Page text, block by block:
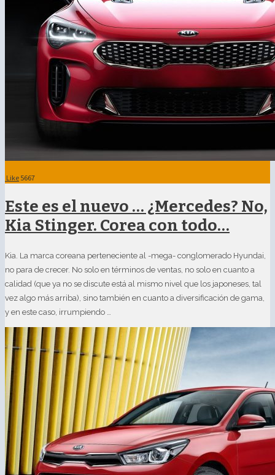
Like 5667
Este es el nuevo … ¿Mercedes? No,
Kia Stinger. Corea con todo…
Kia. La marca coreana perteneciente al -mega- conglomerado Hyundai,
no para de crecer. No solo en términos de ventas, no solo en cuanto a
calidad (que ya no se discute está al mismo nivel que los japoneses, tal
vez algo más arriba), sino también en cuanto a diversificación de gama,
y en este caso, irrumpiendo …